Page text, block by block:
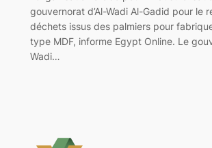
gouvernorat d’Al-Wadi Al-Gadid pour le
déchets issus des palmiers pour
type MDF, informe Egypt Online. Le
Wadi…